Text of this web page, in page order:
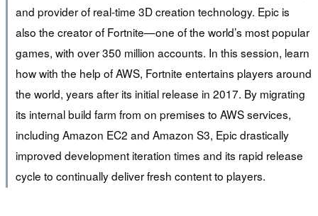
and provider of real-time 3D creation technology. Epic is
also the creator of Fortnite—one of the world’s most popular
games, with over 350 million accounts. In this session, learn
how with the help of AWS, Fortnite entertains players around
the world, years after its initial release in 2017. By migrating
its internal build farm from on premises to AWS services,
including Amazon EC2 and Amazon S3, Epic drastically
improved development iteration times and its rapid release
cycle to continually deliver fresh content to players.